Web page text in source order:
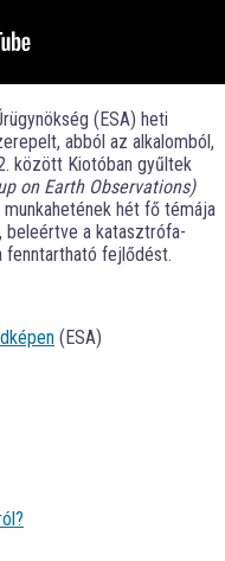
(ESA) heti
abból az alkalomból,
között Kiotóban gyűltek
on Earth Observations)
hét fő témája
beleértve a katasztrófa-
fenntartható fejlődést.
(ESA)